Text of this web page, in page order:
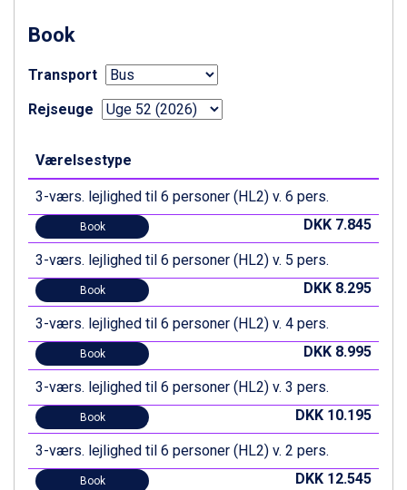
St. Anton fra DKK 7.245
Zell am See fra DKK 4.095
Canazei fra DKK 4.745
Livigno fra DKK 4.145
Ponte di Legno fra DKK 4.745
Alleghe fra DKK 5.595
Arabba fra DKK 7.045
Sauze dOulx fra DKK 4.045
La Thuile fra DKK 4.595
Val Thorens fra DKK 5.395
Cervinia fra DKK 5.295
Passo Tonale fra DKK 3.795
Saalbach fra DKK 5.945
Sölden fra DKK 8.445
Bad Hofgastein fra DKK 5.495
Champoluc fra DKK 3.795
Sestriere fra DKK 4.395
Fieberbrunn fra DKK 6.145
Wagrain fra DKK 4.645
Ischgl fra DKK 7.095
St. Anton fra DKK 7.245
Zell am See fra DKK 4.095
Book
Transport
Rejseuge
Værelsestype
3-værs. lejlighed til 6 personer (HL2) v. 6 pers.
Book DKK 7.845
3-værs. lejlighed til 6 personer (HL2) v. 5 pers.
Book DKK 8.295
3-værs. lejlighed til 6 personer (HL2) v. 4 pers.
Book DKK 8.995
3-værs. lejlighed til 6 personer (HL2) v. 3 pers.
Book DKK 10.195
3-værs. lejlighed til 6 personer (HL2) v. 2 pers.
Book DKK 12.545